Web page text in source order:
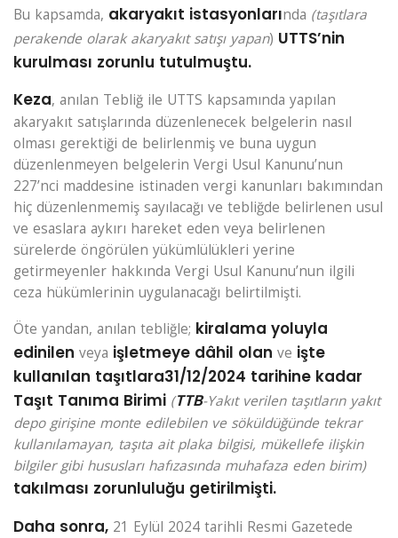
Bu kapsamda, akaryakıt istasyonlarında (taşıtlara
perakende olarak akaryakıt satışı yapan) UTTS’nin
kurulması zorunlu tutulmuştu.
Keza, anılan Tebliğ ile UTTS kapsamında yapılan
akaryakıt satışlarında düzenlenecek belgelerin nasıl
olması gerektiği de belirlenmiş ve buna uygun
düzenlenmeyen belgelerin Vergi Usul Kanunu’nun
227’nci maddesine istinaden vergi kanunları bakımından
hiç düzenlenmemiş sayılacağı ve tebliğde belirlenen usul
ve esaslara aykırı hareket eden veya belirlenen
sürelerde öngörülen yükümlülükleri yerine
getirmeyenler hakkında Vergi Usul Kanunu’nun ilgili
ceza hükümlerinin uygulanacağı belirtilmişti.
Öte yandan, anılan tebliğle; kiralama yoluyla
edinilen veya işletmeye dâhil olan ve işte
kullanılan taşıtlara31/12/2024 tarihine kadar
Taşıt Tanıma Birimi (TTB-Yakıt verilen taşıtların yakıt
depo girişine monte edilebilen ve söküldüğünde tekrar
kullanılamayan, taşıta ait plaka bilgisi, mükellefe ilişkin
bilgiler gibi hususları hafızasında muhafaza eden birim)
takılması zorunluluğu getirilmişti.
Daha sonra, 21 Eylül 2024 tarihli Resmi Gazetede